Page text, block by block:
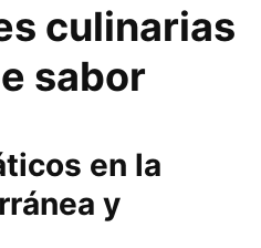
culinarias
sabor
en la
y